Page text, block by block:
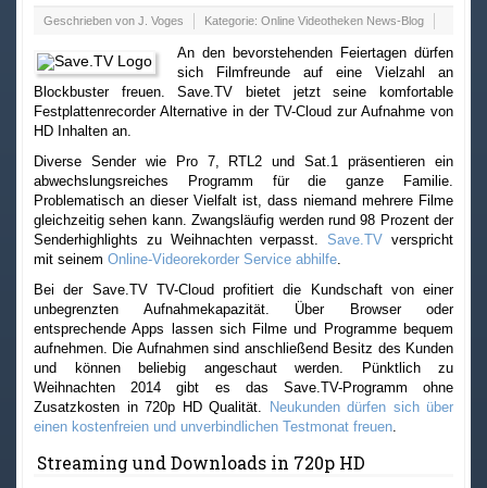
Geschrieben von J. Voges Kategorie: Online Videotheken News-Blog
An den bevorstehenden Feiertagen dürfen
sich Filmfreunde auf eine Vielzahl an
Blockbuster freuen. Save.TV bietet jetzt seine komfortable
Festplattenrecorder Alternative in der TV-Cloud zur Aufnahme von
HD Inhalten an.
Diverse Sender wie Pro 7, RTL2 und Sat.1 präsentieren ein
abwechslungsreiches Programm für die ganze Familie.
Problematisch an dieser Vielfalt ist, dass niemand mehrere Filme
gleichzeitig sehen kann. Zwangsläufig werden rund 98 Prozent der
Senderhighlights zu Weihnachten verpasst.Save.TV verspricht
mit seinem Online-Videorekorder Service abhilfe.
Bei der Save.TV TV-Cloud profitiert die Kundschaft von einer
unbegrenzten Aufnahmekapazität. Über Browser oder
entsprechende Apps lassen sich Filme und Programme bequem
aufnehmen. Die Aufnahmen sind anschließend Besitz des Kunden
und können beliebig angeschaut werden. Pünktlich zu
Weihnachten 2014 gibt es das Save.TV-Programm ohne
Zusatzkosten in 720p HD Qualität.
Neukunden dürfen sich über
einen kostenfreien und unverbindlichen Testmonat freuen.
Streaming und Downloads in 720p HD